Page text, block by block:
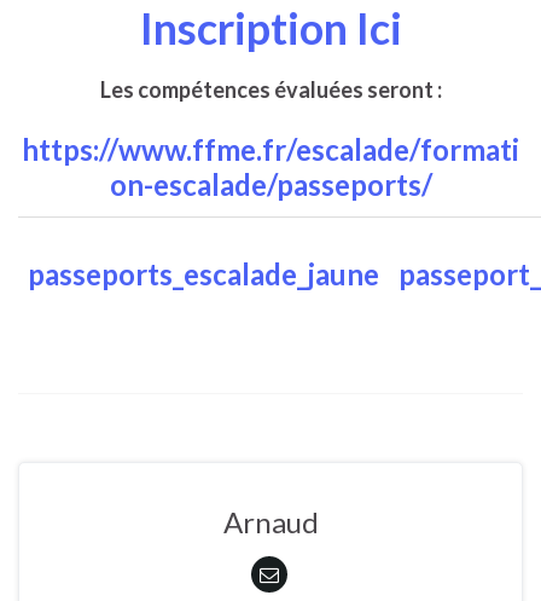
Inscription Ici
Les compétences évaluées seront :
https://www.ffme.fr/escalade/formati
on-escalade/passeports/
passeports_escalade_jaune
Arnaud